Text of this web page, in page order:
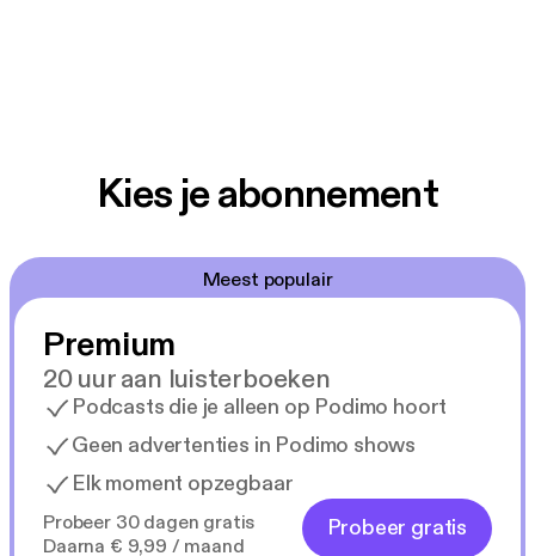
Kies je abonnement
Meest populair
Premium
20 uur aan luisterboeken
Podcasts die je alleen op Podimo hoort
Geen advertenties in Podimo shows
Elk moment opzegbaar
Probeer 30 dagen gratis
Daarna € 9,99 / maand
Probeer gratis